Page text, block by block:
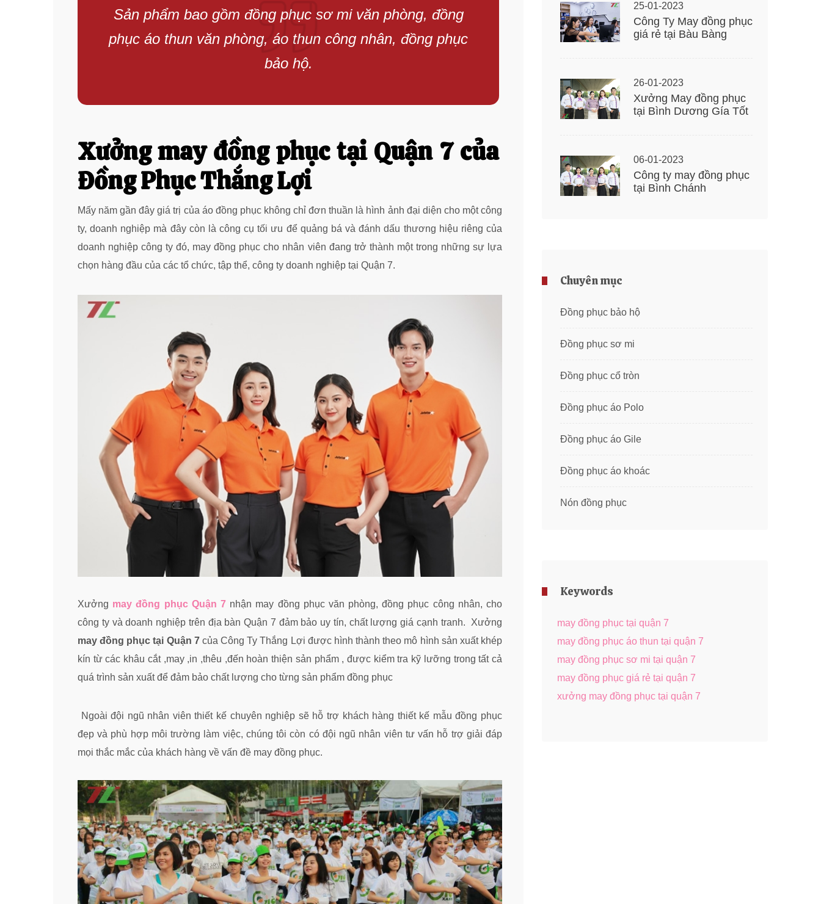
Sản phẩm bao gồm đồng phục sơ mi văn phòng, đồng
phục áo thun văn phòng, áo thun công nhân, đồng phục
bảo hộ.
Xưởng may đồng phục tại Quận 7 của
Đồng Phục Thắng Lợi
Mấy năm gần đây giá trị của áo đồng phục không chỉ đơn thuần là hình ảnh đại diện cho một công
ty, doanh nghiệp mà đây còn là công cụ tối ưu để quảng bá và đánh dấu thương hiệu riêng của
doanh nghiệp công ty đó, may đồng phục cho nhân viên đang trở thành một trong những sự lựa
chọn hàng đầu của các tổ chức, tập thể, công ty doanh nghiệp tại Quận 7.
Xưởng may đồng phục Quận 7nhận may đồng phục văn phòng, đồng phục công nhân, cho
công ty và doanh nghiệp trên địa bàn Quận 7 đảm bảo uy tín, chất lượng giá cạnh tranh. Xưởng
may đồng phục tại Quận 7của Công Ty Thắng Lợi được hình thành theo mô hình sản xuất khép
kín từ các khâu cắt ,may ,in ,thêu ,đến hoàn thiện sản phẩm , được kiểm tra kỹ lưỡng trong tất cả
quá trình sản xuất để đảm bảo chất lượng cho từng sản phẩm đồng phục
Ngoài đội ngũ nhân viên thiết kế chuyên nghiệp sẽ hỗ trợ khách hàng thiết kế mẫu đồng phục
đẹp và phù hợp môi trường làm việc, chúng tôi còn có đội ngũ nhân viên tư vấn hỗ trợ giải đáp
mọi thắc mắc của khách hàng về vấn đề may đồng phục.
25-01-2023
Công Ty May đồng phục
giá rẻ tại Bàu Bàng
26-01-2023
Xưởng May đồng phục
tại Bình Dương Gía Tốt
06-01-2023
Công ty may đồng phục
tại Bình Chánh
Chuyên mục
Đồng phục bảo hộ
Đồng phục sơ mi
Đồng phục cổ tròn
Đồng phục áo Polo
Đồng phục áo Gile
Đồng phục áo khoác
Nón đồng phục
Keywords
may đồng phục tại quận 7
may đồng phục áo thun tại quận 7
may đồng phục sơ mi tại quận 7
may đồng phục giá rẻ tại quận 7
xưởng may đồng phục tại quận 7